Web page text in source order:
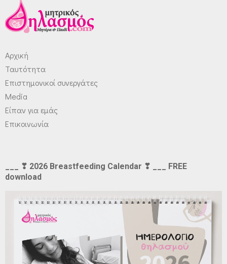
Αρχική
Ταυτότητα
Επιστημονικοί συνεργάτες
Media
Είπαν για εμάς
Επικοινωνία
___ ❣ 2026 Breastfeeding Calendar ❣ ___ FREE
download